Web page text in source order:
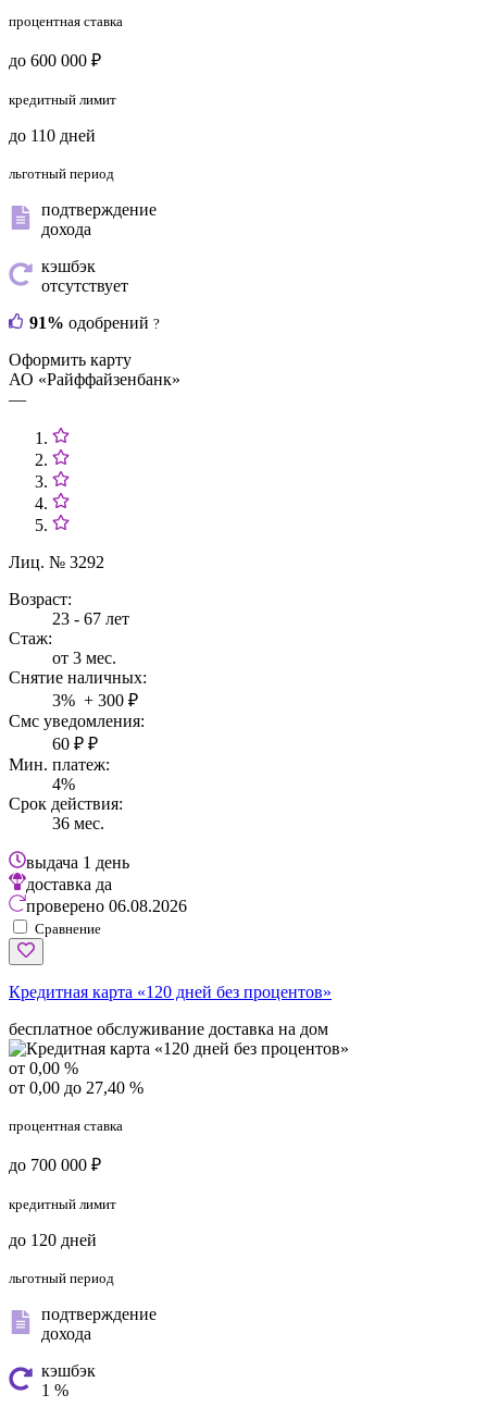
процентная ставка
до 600 000 ₽
кредитный лимит
до 110 дней
льготный период
подтверждение
дохода
кэшбэк
отсутствует
91% одобрений ?
Оформить карту
АО «Райффайзенбанк»
—
Лиц. № 3292
Возраст:
23 - 67 лет
Стаж:
от 3 мес.
Снятие наличных:
3% + 300 ₽
Смс уведомления:
60 ₽ ₽
Мин. платеж:
4%
Срок действия:
36 мес.
выдача 1 день
доставка да
проверено 06.08.2026
Сравнение
Кредитная карта «120 дней без процентов»
бесплатное обслуживание доставка на дом
от 0,00 %
от 0,00 до 27,40 %
процентная ставка
до 700 000 ₽
кредитный лимит
до 120 дней
льготный период
подтверждение
дохода
кэшбэк
1 %